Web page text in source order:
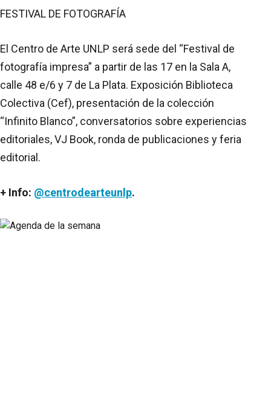
FESTIVAL DE FOTOGRAFÍA
El Centro de Arte UNLP será sede del “Festival de
fotografía impresa” a partir de las 17 en la Sala A,
calle 48 e/6 y 7 de La Plata. Exposición Biblioteca
Colectiva (Cef), presentación de la colección
“Infinito Blanco”, conversatorios sobre experiencias
editoriales, VJ Book, ronda de publicaciones y feria
editorial.
+ Info: @centrodearteunlp.